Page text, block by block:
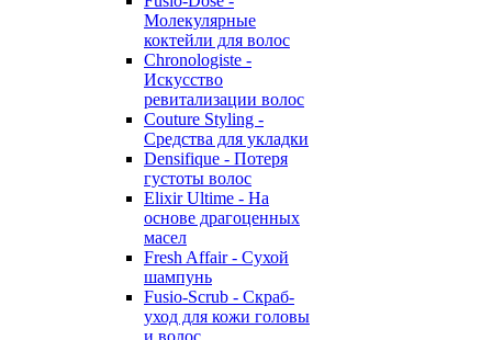
Молекулярные
коктейли для волос
Chronologiste -
Искусство
ревитализации волос
Couture Styling -
Средства для укладки
Densifique - Потеря
густоты волос
Elixir Ultime - На
основе драгоценных
масел
Fresh Affair - Сухой
шампунь
Fusio-Scrub - Скраб-
уход для кожи головы
и волос